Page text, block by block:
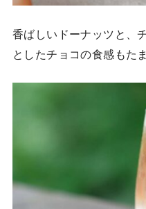
香ばしいドーナッツと、
としたチョコの食感もた